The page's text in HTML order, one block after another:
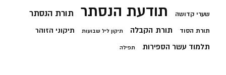
שערי קדושה תודעת הנסתר תורת הנסתר
תורת הסוד תורת הקבלה תיקון ליל שבועות תיקוני הזוהר
תלמוד עשר הספירות תפילה